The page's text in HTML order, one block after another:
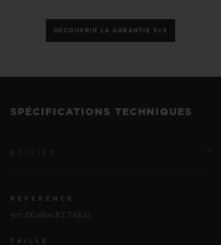
DÉCOUVRIR LA GARANTIE 5+5
SPÉCIFICATIONS TECHNIQUES
RÉFÉRENCE
507.JX.0800.RT.TAK21
TAILLE